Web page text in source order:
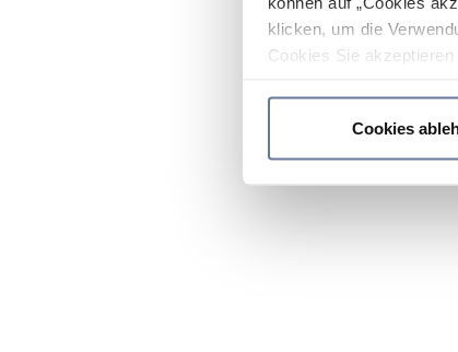
klicken, um die
Cookies Sie
Cookies